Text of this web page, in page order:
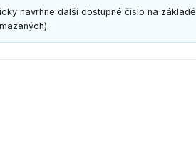
navrhne další dostupné číslo na základě